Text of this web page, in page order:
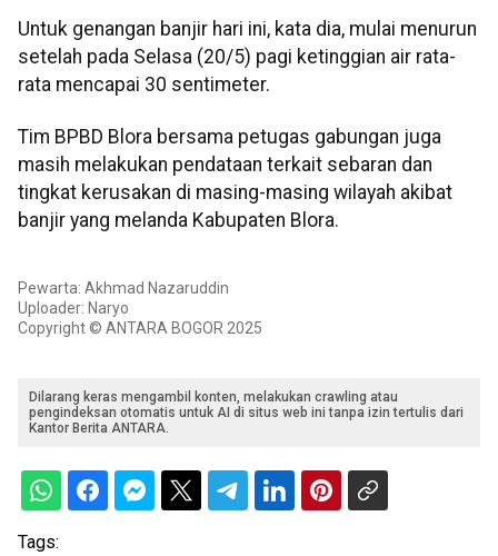
Untuk genangan banjir hari ini, kata dia, mulai menurun
setelah pada Selasa (20/5) pagi ketinggian air rata-
rata mencapai 30 sentimeter.
Tim BPBD Blora bersama petugas gabungan juga
masih melakukan pendataan terkait sebaran dan
tingkat kerusakan di masing-masing wilayah akibat
banjir yang melanda Kabupaten Blora.
Pewarta: Akhmad Nazaruddin
Uploader: Naryo
Copyright © ANTARA BOGOR 2025
Dilarang keras mengambil konten, melakukan crawling atau
pengindeksan otomatis untuk AI di situs web ini tanpa izin tertulis dari
Kantor Berita ANTARA.
Tags: